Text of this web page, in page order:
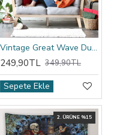
Vintage Great Wave Duvar Örtüsü
249,90TL 349,90TL
Sepete Ekle
2. ÜRÜNE %15